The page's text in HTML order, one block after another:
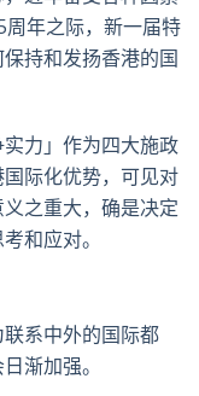
年之际，新一届特
持和发扬香港的国
力」作为四大施政
际化优势，可见对
之重大，确是决定
和应对。
系中外的国际都
渐加强。